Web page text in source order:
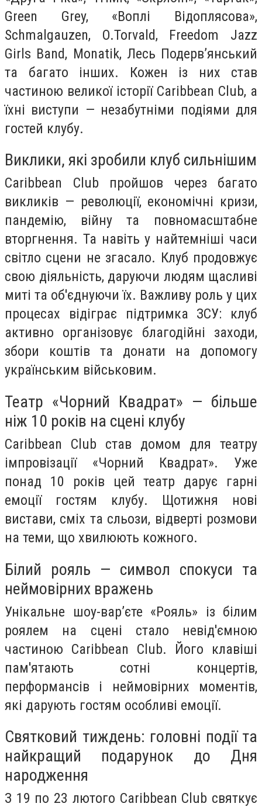
Green Grey, «Воплі Відоплясова»,
Schmalgauzen, O.Torvald, Freedom Jazz
Girls Band, Monatik, Лесь Подерв’янський
та багато інших. Кожен із них став
частиною великої історії Caribbean Club, а
їхні виступи — незабутніми подіями для
гостей клубу.
Виклики, які зробили клуб сильнішим
Caribbean Club пройшов через багато
викликів — революції, економічні кризи,
пандемію, війну та повномасштабне
вторгнення. Та навіть у найтемніші часи
світло сцени не згасало. Клуб продовжує
свою діяльність, даруючи людям щасливі
миті та об'єднуючи їх. Важливу роль у цих
процесах відіграє підтримка ЗСУ: клуб
активно організовує благодійні заходи,
збори коштів та донати на допомогу
українським військовим.
Театр «Чорний Квадрат» — більше
ніж 10 років на сцені клубу
Caribbean Club став домом для театру
імпровізації «Чорний Квадрат». Уже
понад 10 років цей театр дарує гарні
емоції гостям клубу. Щотижня нові
вистави, сміх та сльози, відверті розмови
на теми, що хвилюють кожного.
Білий рояль — символ спокуси та
неймовірних вражень
Унікальне шоу-вар’єте «Рояль» із білим
роялем на сцені стало невід'ємною
частиною Caribbean Club. Його клавіші
пам'ятають сотні концертів,
перформансів і неймовірних моментів,
які дарують гостям особливі емоції.
Святковий тиждень: головні події та
найкращий подарунок до Дня
народження
З 19 по 23 лютого Caribbean Club святкує